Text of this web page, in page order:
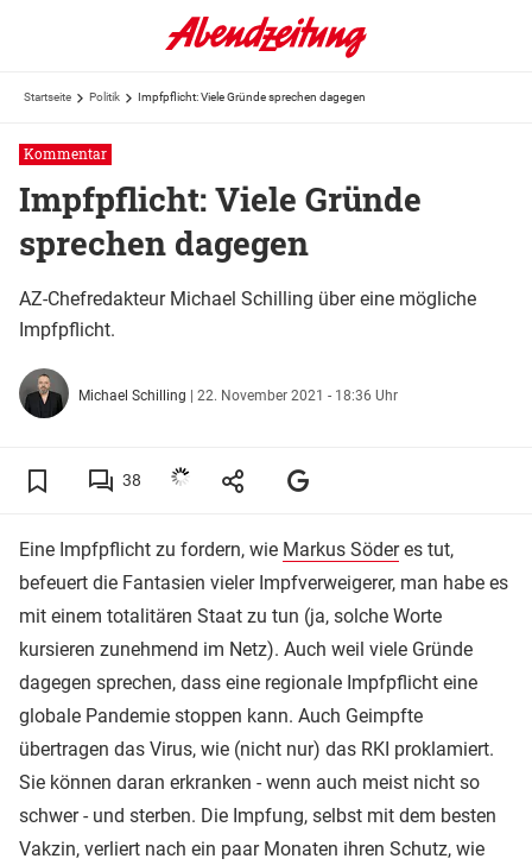
Startseite Politik Impfpflicht: Viele Gründe sprechen dagegen
Kommentar
Impfpflicht: Viele Gründe
sprechen dagegen
AZ-Chefredakteur Michael Schilling über eine mögliche
Impfpflicht.
Michael Schilling | 22. November 2021 - 18:36 Uhr
38
Eine Impfpflicht zu fordern, wie Markus Söderes tut,
befeuert die Fantasien vieler Impfverweigerer, man habe es
mit einem totalitären Staat zu tun (ja, solche Worte
kursieren zunehmend im Netz). Auch weil viele Gründe
dagegen sprechen, dass eine regionale Impfpflicht eine
globale Pandemie stoppen kann. Auch Geimpfte
übertragen das Virus, wie (nicht nur) das RKI proklamiert.
Sie können daran erkranken - wenn auch meist nicht so
schwer - und sterben. Die Impfung, selbst mit dem besten
Vakzin, verliert nach ein paar Monaten ihren Schutz, wie